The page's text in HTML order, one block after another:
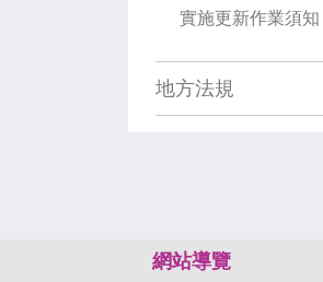
實施更新作業須知
地方法規
網站導覽